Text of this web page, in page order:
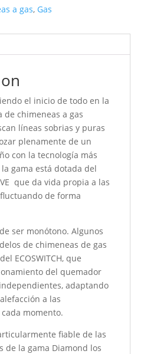
a gas, Gas
el inicio de todo en la
de chimeneas a gas
líneas sobrias y puras
plenamente de un
con la tecnología más
gama está dotada del
que da vida propia a las
de forma
ser monótono. Algunos
de chimeneas de gas
ECOSWITCH, que
del quemador
adaptando
a las
momento.
fiable de las
de la gama Diamond los